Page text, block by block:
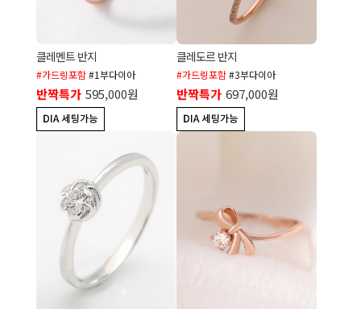
클레멘트 반지
#가드링포함#1부다이아
반짝특가 595,000원
클레도르 반지
#가드링포함#3부다이아
반짝특가 697,000원